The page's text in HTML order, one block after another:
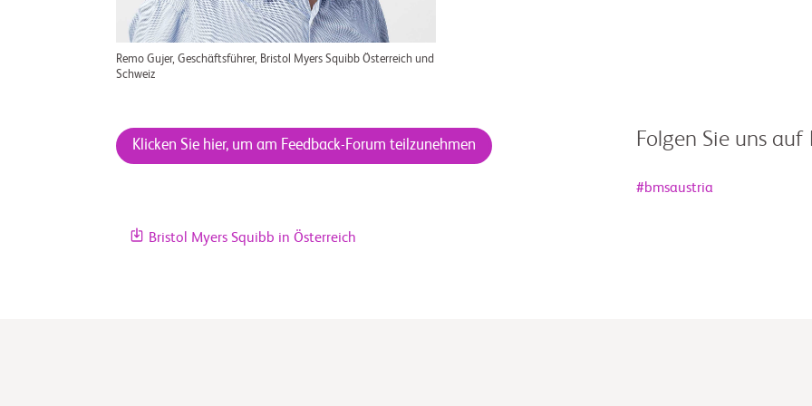
Remo Gujer, Geschäftsführer, Bristol Myers Squibb Österreich und
Schweiz
Klicken Sie hier, um am Feedback-Forum teilzunehmen
Bristol Myers Squibb in Österreich
Folgen Sie uns auf
#bmsaustria